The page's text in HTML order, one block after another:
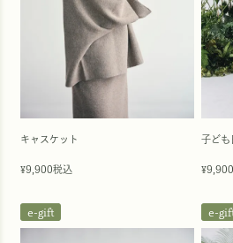
キャスケット
¥9,900税込
子ど
¥9,900
e-gift e-